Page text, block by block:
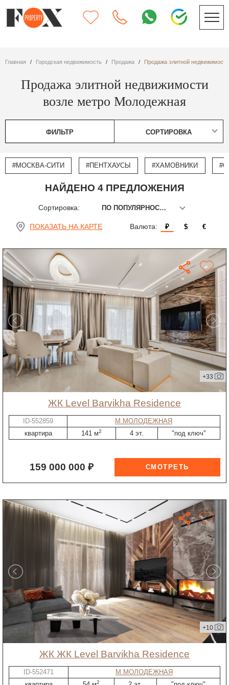
Главная Городская недвижимость Продажа Продажа элитной
Продажа элитной недвижимости
возле метро Молодежная
ФИЛЬТР СОРТИРОВКА
#МОСКВА-СИТИ #ПЕНТХАУСЫ #ХАМОВНИКИ
НАЙДЕНО 4 ПРЕДЛОЖЕНИЯ
Сортировка: ПО ПОПУЛЯРНОСТИ
ПОКАЗАТЬ НА КАРТЕ Валюта: ₽ $ €
+33
ЖК Level Barvikha Residence
ID-552859
М.МОЛОДЕЖНАЯ
квартира
141 м2 4 эт. "под ключ"
159 000 000 ₽
+10
ЖК ЖК Level Barvikha Residence
ID-552471
М.МОЛОДЕЖНАЯ
2